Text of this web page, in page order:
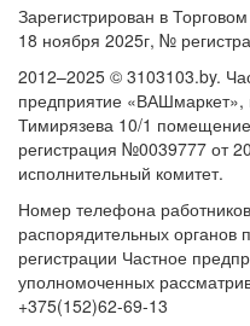
Зарегистрирован в
18 ноября 2025г, №
2012–2025 © 3103103.by.
предприятие «ВАШмаркет»,
Тимирязева 10/1
регистрация №0039777 от
исполнительный комитет.
Номер телефона
распорядительных органов
регистрации Частное
уполномоченных
+375(152)62-69-13